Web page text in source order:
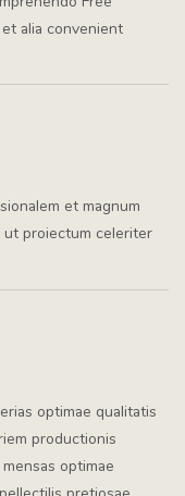
alia convenient
et magnum
ut proiectum celeriter
optimae qualitatis
productionis
optimae